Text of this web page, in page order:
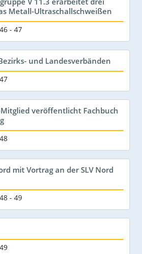
Metall-Ultraschallschweißen
46 - 47
und Landesverbänden
47
Mitglied veröffentlicht Fachbuch
48
mit Vortrag an der SLV Nord
48 - 49
49